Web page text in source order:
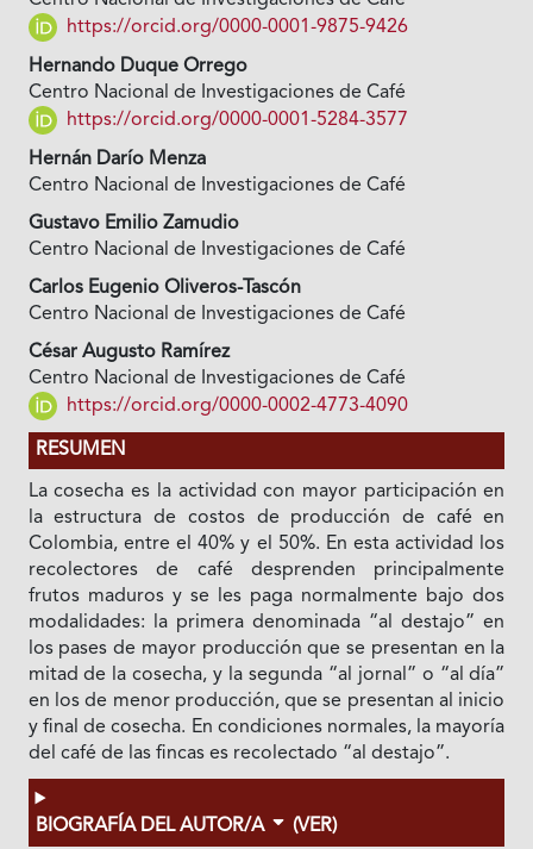
https://orcid.org/0000-0001-9875-9426
Hernando Duque Orrego
Centro Nacional de Investigaciones de Café
https://orcid.org/0000-0001-5284-3577
Hernán Darío Menza
Centro Nacional de Investigaciones de Café
Gustavo Emilio Zamudio
Centro Nacional de Investigaciones de Café
Carlos Eugenio Oliveros-Tascón
Centro Nacional de Investigaciones de Café
César Augusto Ramírez
Centro Nacional de Investigaciones de Café
https://orcid.org/0000-0002-4773-4090
RESUMEN
La cosecha es la actividad con mayor participación en
la estructura de costos de producción de café en
Colombia, entre el 40% y el 50%. En esta actividad los
recolectores de café desprenden principalmente
frutos maduros y se les paga normalmente bajo dos
modalidades: la primera denominada “al destajo” en
los pases de mayor producción que se presentan en la
mitad de la cosecha, y la segunda “al jornal” o “al día”
en los de menor producción, que se presentan al inicio
y final de cosecha. En condiciones normales, la mayoría
del café de las fincas es recolectado “al destajo”.
BIOGRAFÍA DEL AUTOR/A (VER)